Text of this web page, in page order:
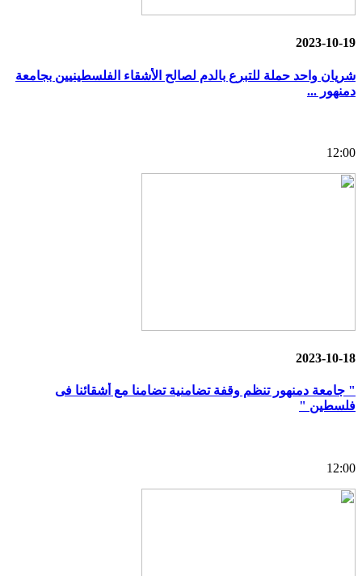
2023-10-19
شريان واحد حملة للتبرع بالدم لصالح الأشقاء الفلسطينيين بجامعة
دمنهور ...
12:00
2023-10-18
" جامعة دمنهور تنظم وقفة تضامنية تضامنا مع أشقائنا فى
فلسطين "
12:00